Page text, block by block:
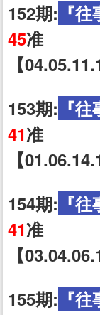
152期: 『
45准
【
153期: 『
41准
【
154期: 『
41准
【
155期: 『